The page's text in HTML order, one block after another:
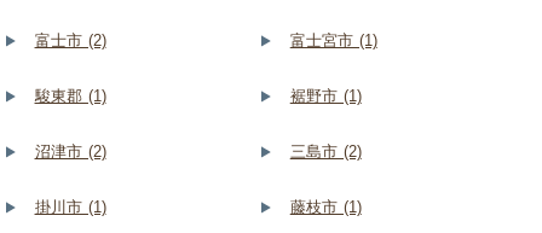
富士市 (2) 富士宮市 (1)
駿東郡 (1) 裾野市 (1)
沼津市 (2) 三島市 (2)
掛川市 (1) 藤枝市 (1)